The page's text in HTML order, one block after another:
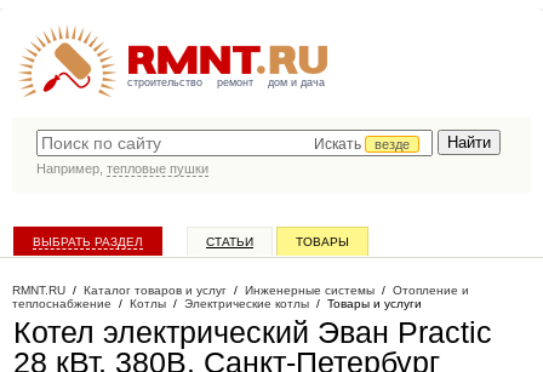
строительство ремонт дом и дача
Искать
везде
Например, тепловые пушки
ВЫБРАТЬ РАЗДЕЛ СТАТЬИ ТОВАРЫ
RMNT.RU / Каталог товаров и услуг / Инженерные системы / Отопление и
теплоснабжение / Котлы / Электрические котлы / Товары и услуги
Котел электрический Эван Practic
28 кВт, 380В. Санкт-Петербург